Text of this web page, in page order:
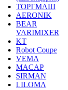
ТОРГМАШ
AERONIK
BEAR
VARIMIXER
KT
Robot Coupe
VEMA
MACAP
SIRMAN
LILOMA